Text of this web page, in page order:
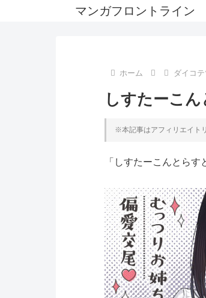
マンガフロントライン
ホーム ダイコテ
しすたーこ
※本記事はアフィリエイト
「しすたーこんとらす